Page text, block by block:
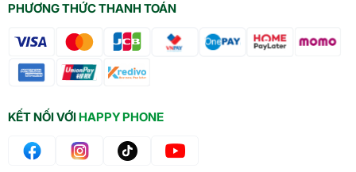
PHƯƠNG THỨC THANH TOÁN
KẾT NỐI VỚIHAPPY PHONE